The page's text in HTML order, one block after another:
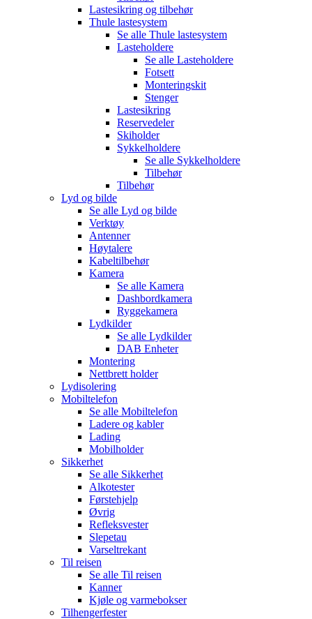
Lastesikring og tilbehør
Thule lastesystem
Se alle Thule lastesystem
Lasteholdere
Se alle Lasteholdere
Fotsett
Monteringskit
Stenger
Lastesikring
Reservedeler
Skiholder
Sykkelholdere
Se alle Sykkelholdere
Tilbehør
Tilbehør
Lyd og bilde
Se alle Lyd og bilde
Verktøy
Antenner
Høytalere
Kabeltilbehør
Kamera
Se alle Kamera
Dashbordkamera
Ryggekamera
Lydkilder
Se alle Lydkilder
DAB Enheter
Montering
Nettbrett holder
Lydisolering
Mobiltelefon
Se alle Mobiltelefon
Ladere og kabler
Lading
Mobilholder
Sikkerhet
Se alle Sikkerhet
Alkotester
Førstehjelp
Øvrig
Refleksvester
Slepetau
Varseltrekant
Til reisen
Se alle Til reisen
Kanner
Kjøle og varmebokser
Tilhengerfester